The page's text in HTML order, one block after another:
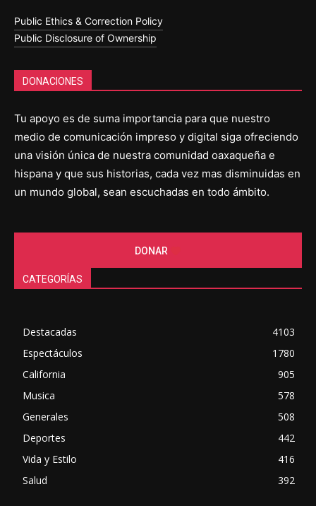
Public Ethics & Correction Policy
Public Disclosure of Ownership
DONACIONES
Tu apoyo es de suma importancia para que nuestro
medio de comunicación impreso y digital siga ofreciendo
una visión única de nuestra comunidad oaxaqueña e
hispana y que sus historias, cada vez mas disminuidas en
un mundo global, sean escuchadas en todo ámbito.
DONAR
CATEGORÍAS
Destacadas
4103
Espectáculos
1780
California
905
Musica
578
Generales
508
Deportes
442
Vida y Estilo
416
Salud
392